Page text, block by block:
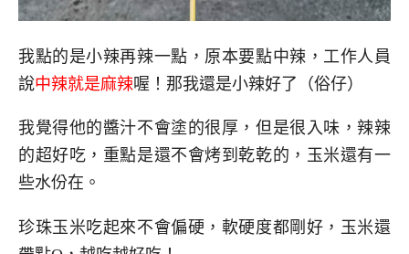
我點的是小辣再辣一點，原本要點中辣，工作人員
說中辣就是麻辣喔！那我還是小辣好了（俗仔）
我覺得他的醬汁不會塗的很厚，但是很入味，辣辣
的超好吃，重點是還不會烤到乾乾的，玉米還有一
些水份在。
珍珠玉米吃起來不會偏硬，軟硬度都剛好，玉米還